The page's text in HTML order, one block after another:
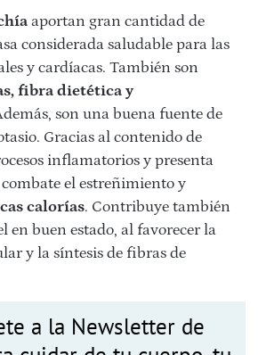
aportan gran cantidad de
considerada saludable para las
y cardíacas. También son
fibra dietética y
son una buena fuente de
Gracias al contenido de
inflamatorios y presenta
el estreñimiento y
calorías. Contribuye también
en buen estado, al favorecer la
y la síntesis de fibras de
a la Newsletter de